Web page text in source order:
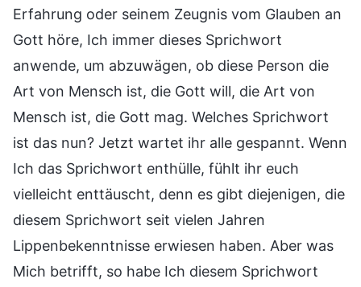
Erfahrung oder seinem Zeugnis vom Glauben an
Gott höre, Ich immer dieses Sprichwort
anwende, um abzuwägen, ob diese Person die
Art von Mensch ist, die Gott will, die Art von
Mensch ist, die Gott mag. Welches Sprichwort
ist das nun? Jetzt wartet ihr alle gespannt. Wenn
Ich das Sprichwort enthülle, fühlt ihr euch
vielleicht enttäuscht, denn es gibt diejenigen, die
diesem Sprichwort seit vielen Jahren
Lippenbekenntnisse erwiesen haben. Aber was
Mich betrifft, so habe Ich diesem Sprichwort